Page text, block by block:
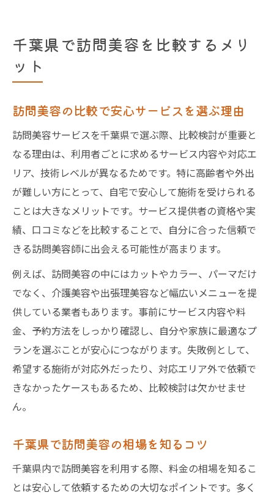
訪問美容サービス選び方の基準は
訪問理美容の提供範囲と対応力を比較
訪問美容の料金やサービス内容をしっかり
確認
安心できる訪問美容師探しのコツ
訪問美容師選びは実績と対応力が大切
資格を持つ訪問美容師の安心ポイント
訪問理美容師の信頼できる探し方とは
千葉県の訪問美容口コミを活かす方法
訪問美容師の対応エリア確認が安心の鍵
介護と両立できる訪問美容の魅力解説
訪問美容が介護現場で選ばれる理由とは
高齢者向け訪問美容のサービス比較のポイ
ント
介護と訪問美容両立の安心できる工夫
自宅訪問美容の介護負担軽減効果を知ろう
利用前に知りたい訪問美容の流れ
訪問美容の予約から施術までの流れとは
千葉県で訪問美容を比較するメリ
ット
訪問美容の比較で安心サービスを選ぶ理由
訪問美容サービスを千葉県で選ぶ際、比較検討が重要と
なる理由は、利用者ごとに求めるサービス内容や対応エ
リア、技術レベルが異なるためです。特に高齢者や外出
が難しい方にとって、自宅で安心して施術を受けられる
ことは大きなメリットです。サービス提供者の資格や実
績、口コミなどを比較することで、自分に合った信頼で
きる訪問美容師に出会える可能性が高まります。
例えば、訪問美容の中にはカットやカラー、パーマだけ
でなく、介護美容や出張理美容など幅広いメニューを提
供している業者もあります。事前にサービス内容や料
金、予約方法をしっかり確認し、自分や家族に最適なプ
ランを選ぶことが安心につながります。失敗例として、
希望する施術が対応外だったり、対応エリア外で依頼で
きなかったケースもあるため、比較検討は欠かせませ
ん。
千葉県で訪問美容の相場を知るコツ
千葉県内で訪問美容を利用する際、料金の相場を知るこ
とは安心して依頼するための大切なポイントです。多く